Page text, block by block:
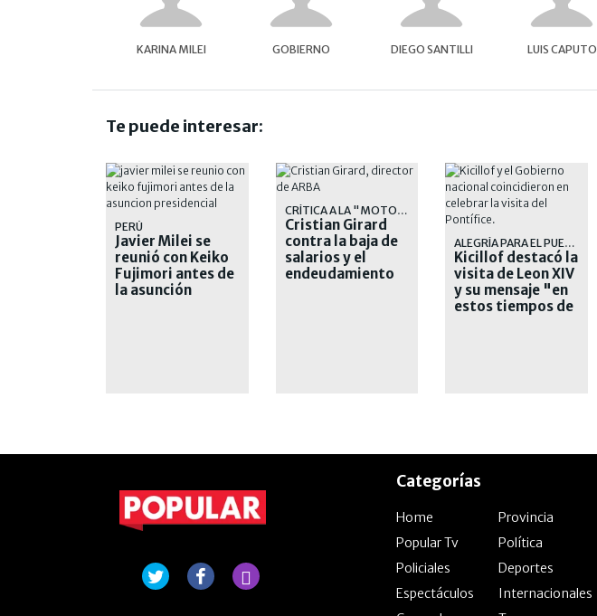
KARINA MILEI GOBIERNO DIEGO SANTILLI LUIS CAPUTO
Te puede interesar:
PERÚ
Javier Milei se
reunió con Keiko
Fujimori antes de
la asunción
CRÍTICA A LA "MOTOSIERRA"
Cristian Girard
contra la baja de
salarios y el
endeudamiento
ALEGRÍA PARA EL PUEBLO
Kicillof destacó la
visita de Leon XIV
y su mensaje "en
estos tiempos de
Categorías
Home
Provincia
Popular Tv
Política
Policiales
Deportes
Espectáculos
Internacionales